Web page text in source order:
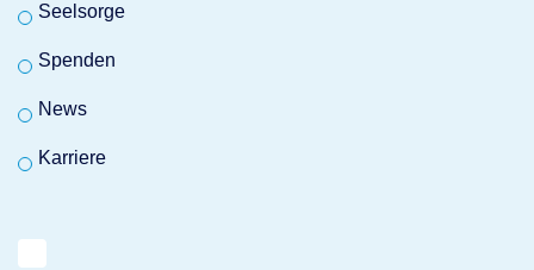
Seelsorge
Spenden
News
Karriere